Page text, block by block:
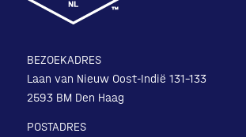
BEZOEKADRES
Laan van Nieuw Oost-Indië 131-133
2593 BM Den Haag
POSTADRES